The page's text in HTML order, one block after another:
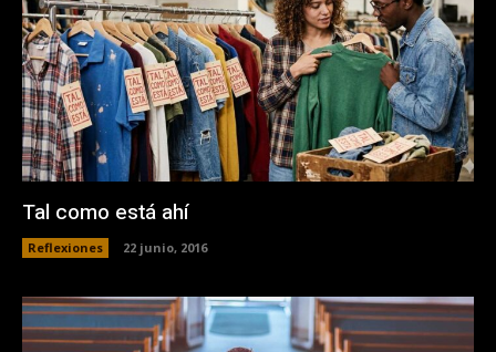
Tal como está ahí
Reflexiones 22 junio, 2016